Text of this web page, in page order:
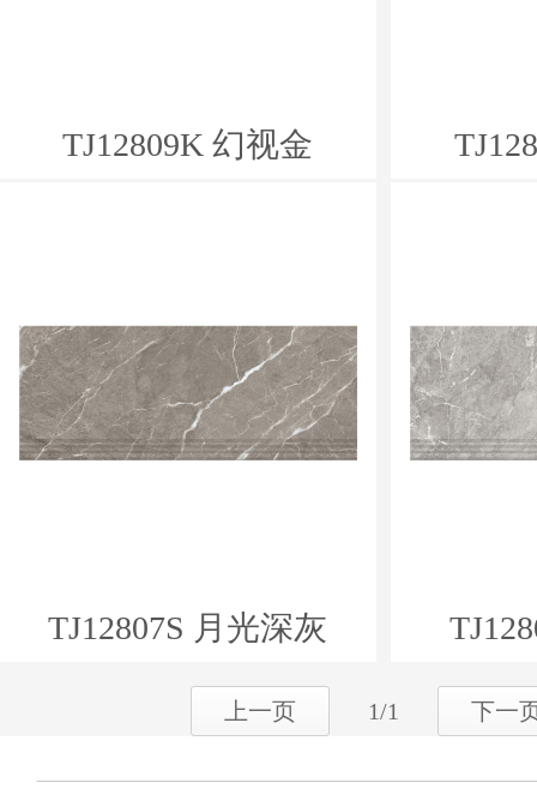
TJ12809K 幻视金
TJ12807S 月光深灰
上一页 1/1 下一